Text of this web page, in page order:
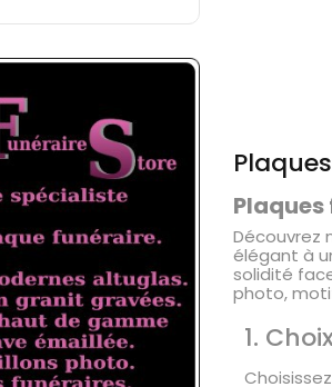
Découvrez
élégant à
solidité
photo,
1.